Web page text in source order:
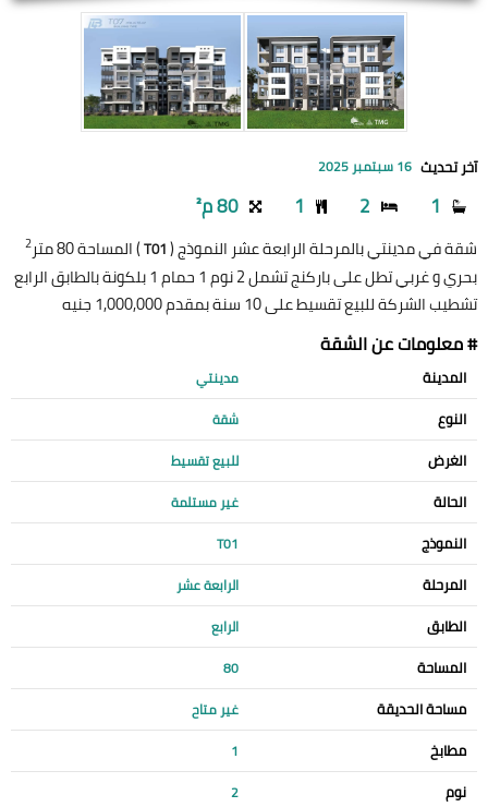
آخر تحديث 16 سبتمبر 2025
1
2
1 80 م²
شقة في مدينتي بالمرحلة الرابعة عشر النموذج (T01) المساحة 80 متر 2
بحري و غربي تطل على باركنج تشمل 2 نوم 1 حمام 1 بلكونة بالطابق الرابع
تشطيب الشركة للبيع تقسيط على 10 سنة بمقدم 1,000,000 جنيه
# معلومات عن الشقة
المدينة مدينتي
النوع شقة
الغرض للبيع تقسيط
الحالة غير مستلمة
النموذج T01
المرحلة الرابعة عشر
الطابق الرابع
المساحة 80
مساحة الحديقة غير متاح
مطابخ 1
نوم 2